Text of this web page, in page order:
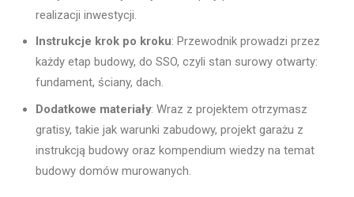
realizacji inwestycji.
Instrukcje krok po kroku: Przewodnik prowadzi przez
każdy etap budowy, do SSO, czyli stan surowy otwarty:
fundament, ściany, dach.
Dodatkowe materiały: Wraz z projektem otrzymasz
gratisy, takie jak warunki zabudowy, projekt garażu z
instrukcją budowy oraz kompendium wiedzy na temat
budowy domów murowanych.